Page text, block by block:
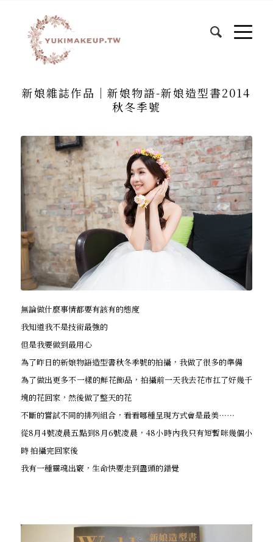
新娘雜誌作品│新娘物語-新娘造型書2014
秋冬季號
無論做什麼事情都要有該有的態度
我知道我不是技術最強的
但是我要做到最用心
為了昨日的新娘物語造型書秋冬季號的拍攝，我做了很多的準備
為了做出更多不一樣的鮮花飾品，拍攝前一天我去花市扛了好幾千
塊的花回家，然後做了整天的花
不斷的嘗試不同的排列組合，看看哪種呈現方式會是最美⋯⋯
從8月4號凌晨五點到8月6號凌晨，48小時內我只有短暫咪幾個小
時 拍攝完回家後
我有一種靈魂出竅，生命快要走到盡頭的錯覺